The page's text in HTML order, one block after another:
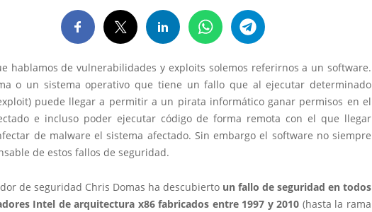
hablamos de vulnerabilidades y exploits solemos referirnos a un software.
o un sistema operativo que tiene un fallo que al ejecutar determinado
puede llegar a permitir a un pirata informático ganar permisos en el
e incluso poder ejecutar código de forma remota con el que llegar
de malware el sistema afectado. Sin embargo el software no siempre
de estos fallos de seguridad.
de seguridad Chris Domas ha descubierto un fallo de seguridad en todos
Intel de arquitectura x86 fabricados entre 1997 y 2010 (hasta la rama